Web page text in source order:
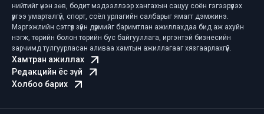
нийтийг үнэн зөв, бодит мэдээллээр хангахын сацуу соён гэгээрүүлэх
үүргээ умарталгүй, спорт, соёл урлагийн салбарыг ямагт дэмжинэ.
Мэргэжлийн сэтгүүл зүйн дүрмийг баримтлан ажиллахдаа бид аж ахуйн
нэгж, төрийн болон төрийн бус байгууллага, иргэнтэй бизнесийн
зарчимд тулгуурласан аливаа хамтын ажиллагааг хязгаарлахгүй.
Хамтран ажиллах
Редакцийн ёс зүй
Холбоо барих